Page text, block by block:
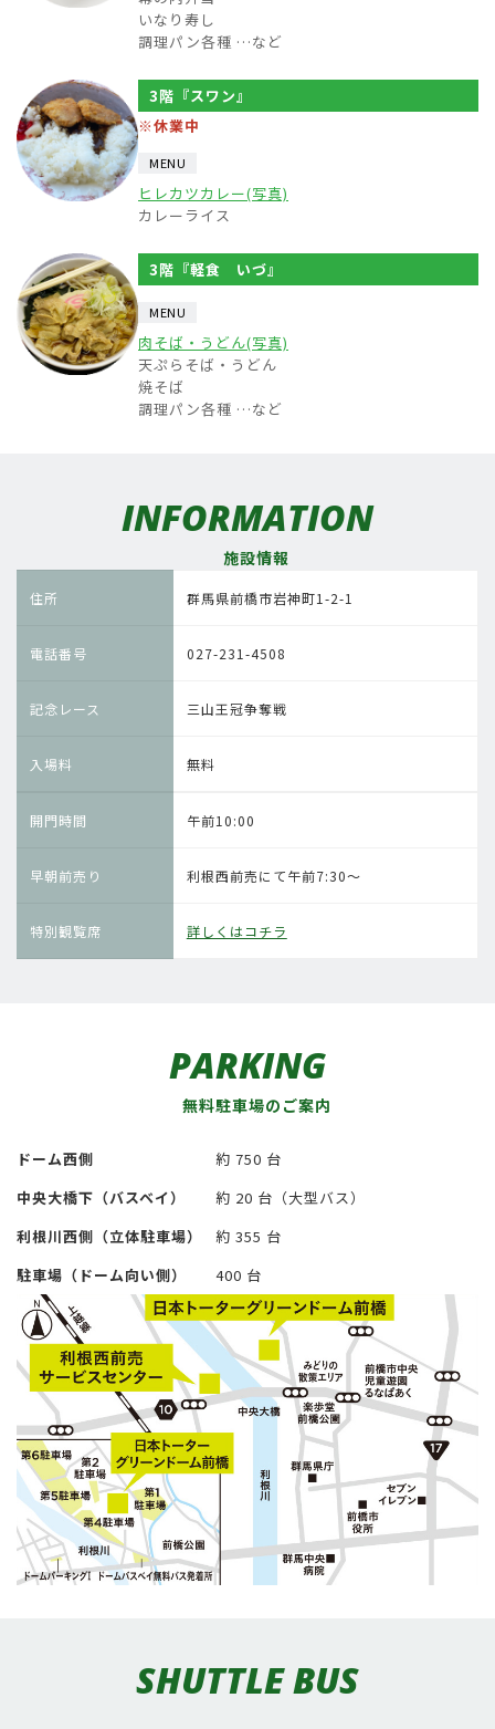
いなり寿し
調理パン各種 …など
3階『スワン』
※休業中
MENU
ヒレカツカレー(写真)
カレーライス
3階『軽食 いづ』
MENU
肉そば・うどん(写真)
天ぷらそば・うどん
焼そば
調理パン各種 …など
INFORMATION
施設情報
住所 群馬県前橋市岩神町1-2-1
電話番号 027-231-4508
記念レース 三山王冠争奪戦
入場料 無料
開門時間 午前10:00
早朝前売り 利根西前売にて午前7:30〜
特別観覧席 詳しくはコチラ
PARKING
無料駐車場のご案内
ドーム西側
約 750 台
中央大橋下（バスベイ）
約 20 台（大型バス）
利根川西側（立体駐車場）
約 355 台
駐車場（ドーム向い側）
400 台
SHUTTLE BUS